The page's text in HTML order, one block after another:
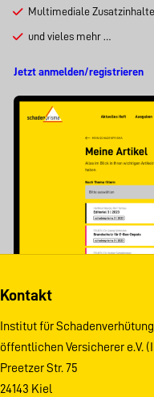
Multimediale Zusatzinhalte
und vieles mehr …
Jetzt anmelden/registrieren
Kontakt
Institut für
öffentlichen Versicherer e.V.
Preetzer Str. 75
24143 Kiel